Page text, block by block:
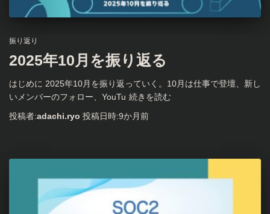
振り返り
2025年10月を振り返る
はじめに 2025年10月を振り返っていく。10月は仕事で登壇、新し
いメンバーのフォロー、YouTu 続きを読む
投稿者:adachi.ryo 投稿日時:9か月前